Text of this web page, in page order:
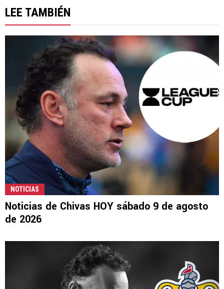
LEE TAMBIÉN
NOTICIAS
Noticias de Chivas HOY sábado 9 de agosto
de 2026